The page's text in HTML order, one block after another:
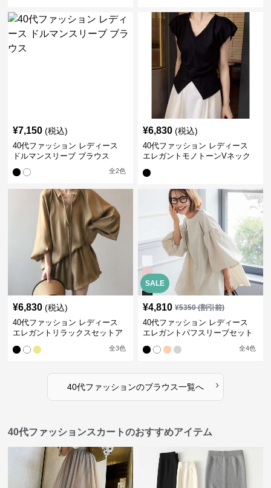
¥7,150 (税込)
40代ファッション レディース
ドルマンスリーブ ブラウス
全2色
¥6,830 (税込)
40代ファッション レディース
エレガントモノトーンVネック
¥6,830 (税込)
40代ファッション レディース
エレガントリラックスセットア
全3色
SALE
¥4,810 ¥5350(割引前)
40代ファッション レディース
エレガントパフスリーブセット
全4色
40代ファッションのブラウス一覧へ ›
40代ファッションスカートのおすすめアイテム